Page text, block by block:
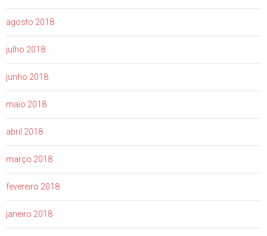
agosto 2018
julho 2018
junho 2018
maio 2018
abril 2018
março 2018
fevereiro 2018
janeiro 2018